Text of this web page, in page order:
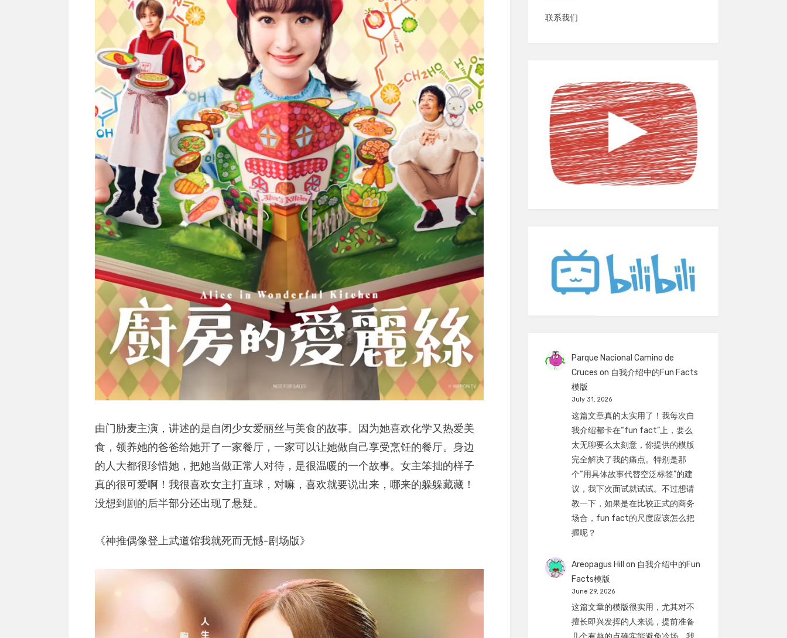
由门胁麦主演，讲述的是自闭少女爱丽丝与美食的故事。因为她喜欢化学又热爱美
食，领养她的爸爸给她开了一家餐厅，一家可以让她做自己享受烹饪的餐厅。身边
的人大都很珍惜她，把她当做正常人对待，是很温暖的一个故事。女主笨拙的样子
真的很可爱啊！我很喜欢女主打直球，对嘛，喜欢就要说出来，哪来的躲躲藏藏！
没想到剧的后半部分还出现了悬疑。
《神推偶像登上武道馆我就死而无憾-剧场版》
联系我们
Parque Nacional Camino de
Cruces on 自我介绍中的Fun Facts
模版
July 31, 2026
这篇文章真的太实用了！我每次自
我介绍都卡在“fun fact”上，要么
太无聊要么太刻意，你提供的模版
完全解决了我的痛点。特别是那
个“用具体故事代替空泛标签”的建
议，我下次面试就试试。不过想请
教一下，如果是在比较正式的商务
场合，fun fact的尺度应该怎么把
握呢？
Areopagus Hill on 自我介绍中的Fun
Facts模版
June 29, 2026
这篇文章的模版很实用，尤其对不
擅长即兴发挥的人来说，提前准备